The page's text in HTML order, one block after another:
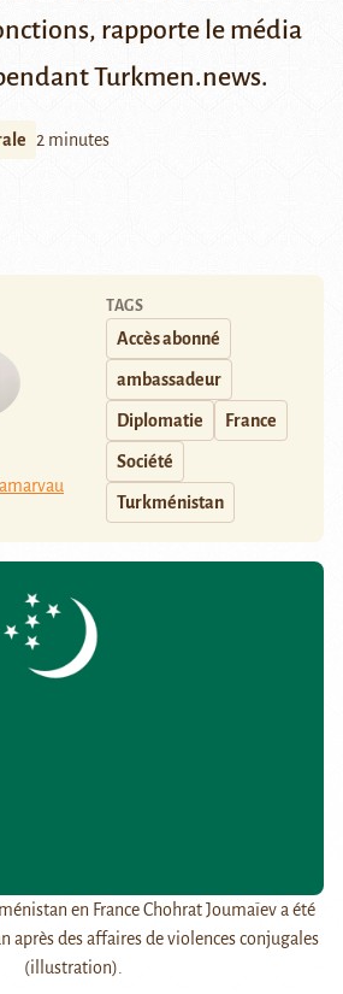
rapporte le média
Turkmen.news.
2 minutes
amarvau
TAGS
Accès abonné
ambassadeur
Diplomatie France
Société
Turkménistan
en France Chohrat Joumaïev a été
après des affaires de violences conjugales
(illustration).